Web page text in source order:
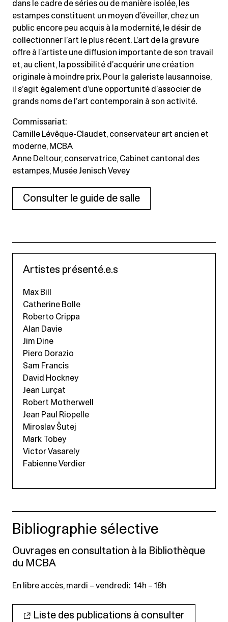
dans le cadre de séries ou de manière isolée, les
estampes constituent un moyen d’éveiller, chez un
public encore peu acquis à la modernité, le désir de
collectionner l’art le plus récent. L’art de la gravure
offre à l’artiste une diffusion importante de son travail
et, au client, la possibilité d’acquérir une création
originale à moindre prix. Pour la galeriste lausannoise,
il s’agit également d’une opportunité d’associer de
grands noms de l’art contemporain à son activité.
Commissariat:
Camille Lévêque-Claudet, conservateur art ancien et
moderne, MCBA
Anne Deltour, conservatrice, Cabinet cantonal des
estampes, Musée Jenisch Vevey
Consulter le guide de salle
Artistes présenté.e.s
Max Bill
Catherine Bolle
Roberto Crippa
Alan Davie
Jim Dine
Piero Dorazio
Sam Francis
David Hockney
Jean Lurçat
Robert Motherwell
Jean Paul Riopelle
Miroslav Šutej
Mark Tobey
Victor Vasarely
Fabienne Verdier
Bibliographie sélective
Ouvrages en consultation à la Bibliothèque
du MCBA
En libre accès, mardi – vendredi: 14h – 18h
Liste des publications à consulter